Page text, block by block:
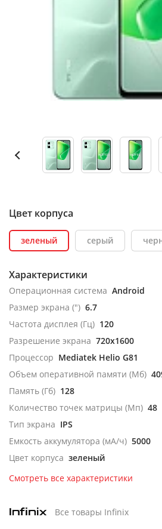
Цвет корпуса
зеленый серый
Характеристики
Операционная система Android
Размер экрана (") 6.7
Частота дисплея (Гц) 120
Разрешение экрана 720x1600
Процессор Mediatek Helio G81
Объем оперативной памяти (Мб)
Память (Гб) 128
Количество точек матрицы (Мп) 48
Тип экрана IPS
Емкость аккумулятора (мА/ч) 5000
Цвет корпуса зеленый
Смотреть все характеристики
Все товары Infinix